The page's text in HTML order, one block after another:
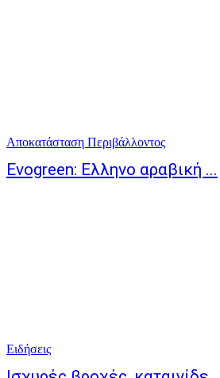
Αποκατάσταση Περιβάλλοντος
Evogreen: Ελληνο αραβική ...
Ειδήσεις